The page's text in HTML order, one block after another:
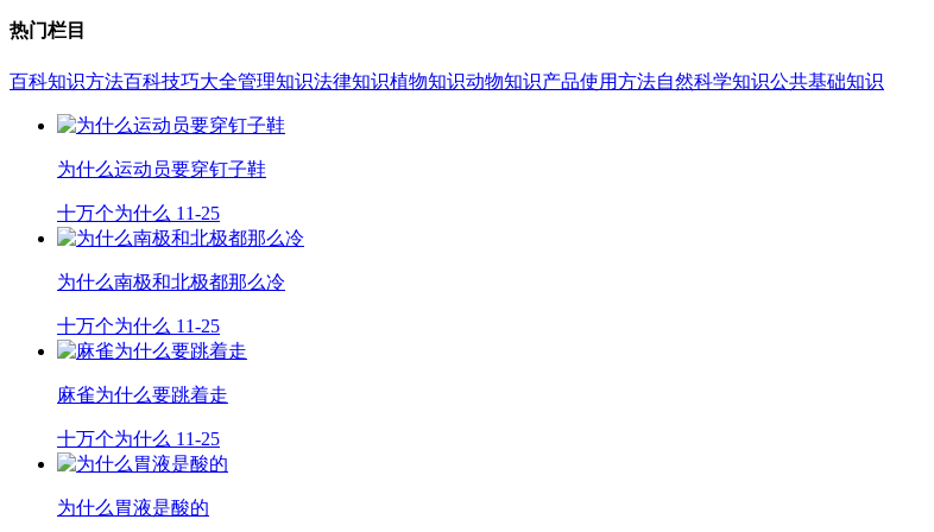
热门栏目
百科知识方法百科技巧大全管理知识法律知识植物知识动物知识产品使用方法自然科学知识公共基础知识
为什么运动员要穿钉子鞋
十万个为什么 11-25
为什么南极和北极都那么冷
十万个为什么 11-25
麻雀为什么要跳着走
十万个为什么 11-25
为什么胃液是酸的